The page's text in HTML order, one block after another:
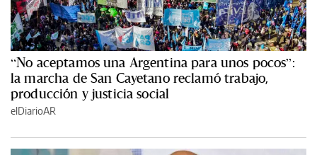
“No aceptamos una Argentina para unos pocos”:
la marcha de San Cayetano reclamó trabajo,
producción y justicia social
elDiarioAR